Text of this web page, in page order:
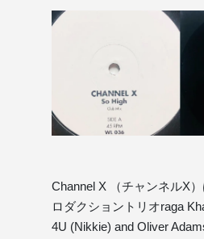
Channel X （チャンネルX
ロダクショントリオraga
4U (Nikkie) and Oliver